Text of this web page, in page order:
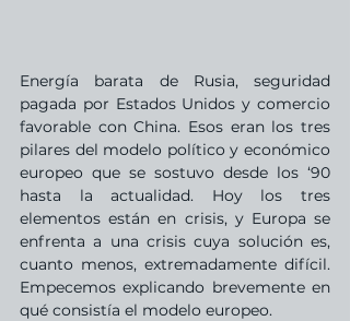
Energía barata de Rusia, seguridad
pagada por Estados Unidos y comercio
favorable con China. Esos eran los tres
pilares del modelo político y económico
europeo que se sostuvo desde los ‘90
hasta la actualidad. Hoy los tres
elementos están en crisis, y Europa se
enfrenta a una crisis cuya solución es,
cuanto menos, extremadamente difícil.
Empecemos explicando brevemente en
qué consistía el modelo europeo.